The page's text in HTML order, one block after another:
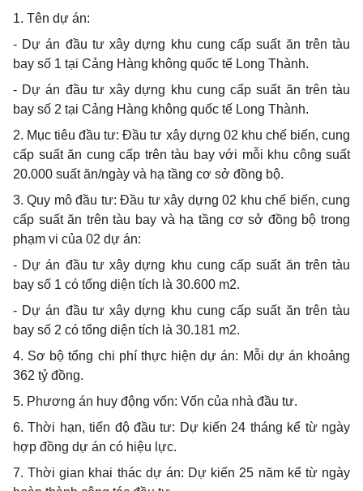
1. Tên dự án:
- Dự án đầu tư xây dựng khu cung cấp suất ăn trên tàu
bay số 1 tại Cảng Hàng không quốc tế Long Thành.
- Dự án đầu tư xây dựng khu cung cấp suất ăn trên tàu
bay số 2 tại Cảng Hàng không quốc tế Long Thành.
2. Mục tiêu đầu tư: Đầu tư xây dựng 02 khu chế biến, cung
cấp suất ăn cung cấp trên tàu bay với mỗi khu công suất
20.000 suất ăn/ngày và hạ tầng cơ sở đồng bộ.
3. Quy mô đầu tư: Đầu tư xây dựng 02 khu chế biến, cung
cấp suất ăn trên tàu bay và hạ tầng cơ sở đồng bộ trong
phạm vi của 02 dự án:
- Dự án đầu tư xây dựng khu cung cấp suất ăn trên tàu
bay số 1 có tổng diện tích là 30.600 m2.
- Dự án đầu tư xây dựng khu cung cấp suất ăn trên tàu
bay số 2 có tổng diện tích là 30.181 m2.
4. Sơ bộ tổng chi phí thực hiện dự án: Mỗi dự án khoảng
362 tỷ đồng.
5. Phương án huy động vốn: Vốn của nhà đầu tư.
6. Thời hạn, tiến độ đầu tư: Dự kiến 24 tháng kể từ ngày
hợp đồng dự án có hiệu lực.
7. Thời gian khai thác dự án: Dự kiến 25 năm kể từ ngày